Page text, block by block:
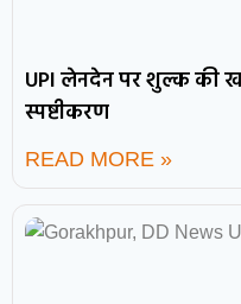
UPI लेनदेन पर शुल्क की
स्पष्टीकरण
READ MORE »